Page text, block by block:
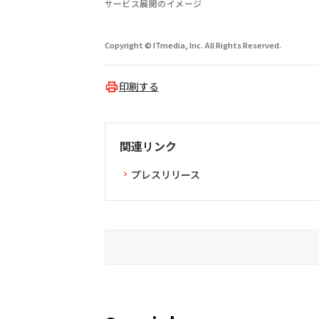
サービス展開のイメージ
Copyright © ITmedia, Inc. All Rights Reserved.
印刷する
関連リンク
プレスリリース